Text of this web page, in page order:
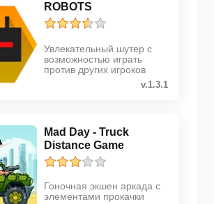
ROBOTS
Увлекательный шутер с
возможностью играть
против других игроков
v.1.3.1
Mad Day - Truck
Distance Game
Гоночная экшен аркада с
элементами прокачки